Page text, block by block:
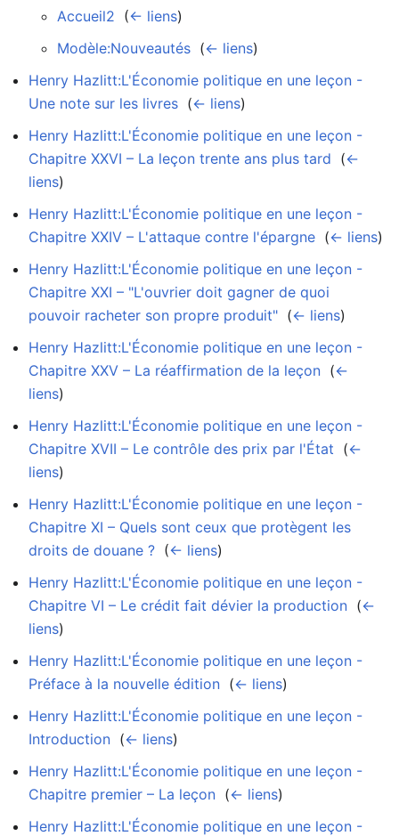
Accueil2 (← liens)
Modèle:Nouveautés (← liens)
Henry Hazlitt:L'Économie politique en une leçon -
Une note sur les livres (← liens)
Henry Hazlitt:L'Économie politique en une leçon -
Chapitre XXVI – La leçon trente ans plus tard (←
liens)
Henry Hazlitt:L'Économie politique en une leçon -
Chapitre XXIV – L'attaque contre l'épargne (← liens)
Henry Hazlitt:L'Économie politique en une leçon -
Chapitre XXI – "L'ouvrier doit gagner de quoi
pouvoir racheter son propre produit" (← liens)
Henry Hazlitt:L'Économie politique en une leçon -
Chapitre XXV – La réaffirmation de la leçon (←
liens)
Henry Hazlitt:L'Économie politique en une leçon -
Chapitre XVII – Le contrôle des prix par l'État (←
liens)
Henry Hazlitt:L'Économie politique en une leçon -
Chapitre XI – Quels sont ceux que protègent les
droits de douane ? (← liens)
Henry Hazlitt:L'Économie politique en une leçon -
Chapitre VI – Le crédit fait dévier la production (←
liens)
Henry Hazlitt:L'Économie politique en une leçon -
Préface à la nouvelle édition (← liens)
Henry Hazlitt:L'Économie politique en une leçon -
Introduction (← liens)
Henry Hazlitt:L'Économie politique en une leçon -
Chapitre premier – La leçon (← liens)
Henry Hazlitt:L'Économie politique en une leçon -